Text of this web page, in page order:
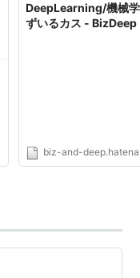
DeepLearning/機械
ずいるカス - BizDeep
biz-and-